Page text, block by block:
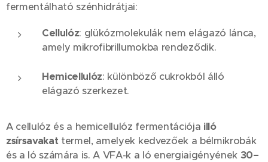
fermentálható szénhidrátjai:
Cellulóz: glükózmolekulák nem elágazó lánca,
amely mikrofibrillumokba rendeződik.
Hemicellulóz: különböző cukrokból álló
elágazó szerkezet.
A cellulóz és a hemicellulóz fermentációja illó
zsírsavakat termel, amelyek kedvezőek a bélmikrobák
és a ló számára is. A VFA-k a ló energiaigényének 30–